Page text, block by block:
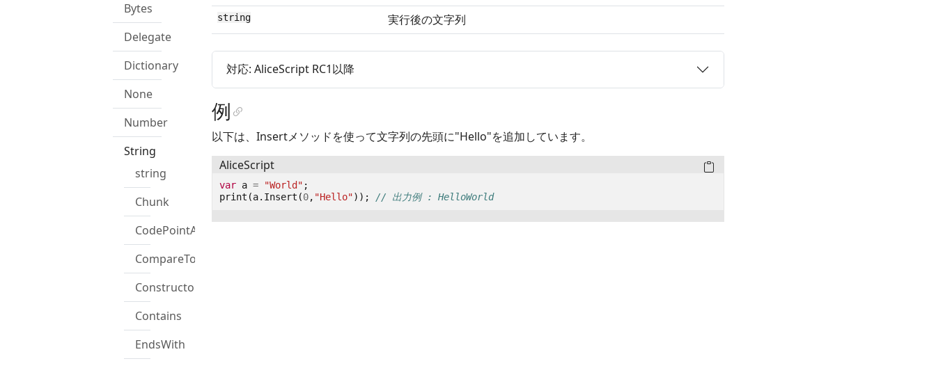
Bytes
Delegate
Dictionary
None
Number
String
string
Chunk
CodePointAt
CompareTo
Constructor
Contains
EndsWith
string 実行後の文字列
対応: AliceScript RC1以降
例
以下は、Insertメソッドを使って文字列の先頭に"Hello"を追加しています。
AliceScript
var a = "World" ;
print (a. Insert (0, "Hello")); // 出力例 : HelloWorld